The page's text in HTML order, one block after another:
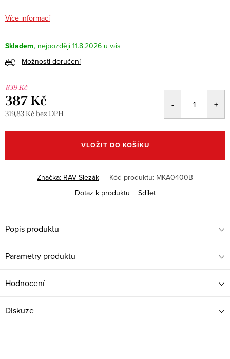
Více informací
Skladem
11.8.2026
Možnosti doručení
839 Kč
387 Kč
319,83 Kč bez DPH
cena:
VLOŽIT DO KOŠÍKU
Značka: RAV Slezák Kód produktu: MKA0400B
Dotaz k produktu
Sdílet
Popis produktu
Parametry produktu
Hodnocení
Diskuze